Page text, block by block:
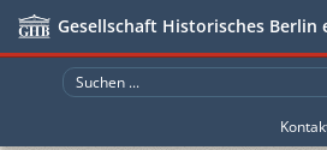
Gesellschaft Historisches Berlin